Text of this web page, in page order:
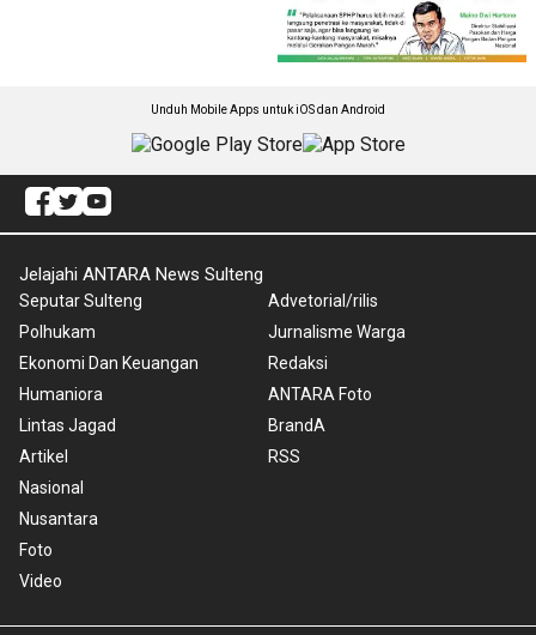
Unduh Mobile Apps untuk iOS dan Android
Jelajahi ANTARA News Sulteng
Seputar Sulteng
Polhukam
Ekonomi Dan Keuangan
Humaniora
Lintas Jagad
Artikel
Nasional
Nusantara
Foto
Video
Advetorial/rilis
Jurnalisme Warga
Redaksi
ANTARA Foto
BrandA
RSS